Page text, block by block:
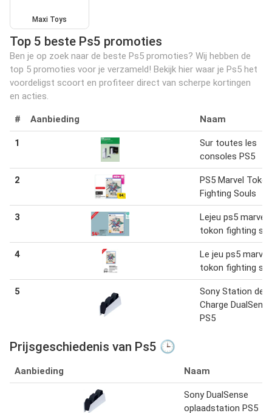
Maxi Toys
Top 5 beste Ps5 promoties
Ben je op zoek naar de beste Ps5 promoties? Wij hebben de
top 5 promoties voor je verzameld! Bekijk hier waar je Ps5 het
voordeligst scoort en profiteer direct van scherpe kortingen
en acties.
# Aanbieding Naam
1
Sur toutes les
consoles PS5
2
PS5 Marvel Tokon
Fighting Souls
3
Lejeu ps5 marvel
tokon fighting
4
Le jeu ps5 marvel
tokon fighting
5
Sony Station de
Charge DualSense
PS5
Prijsgeschiedenis van Ps5 🕒
Aanbieding Naam
Sony DualSense
oplaadstation PS5